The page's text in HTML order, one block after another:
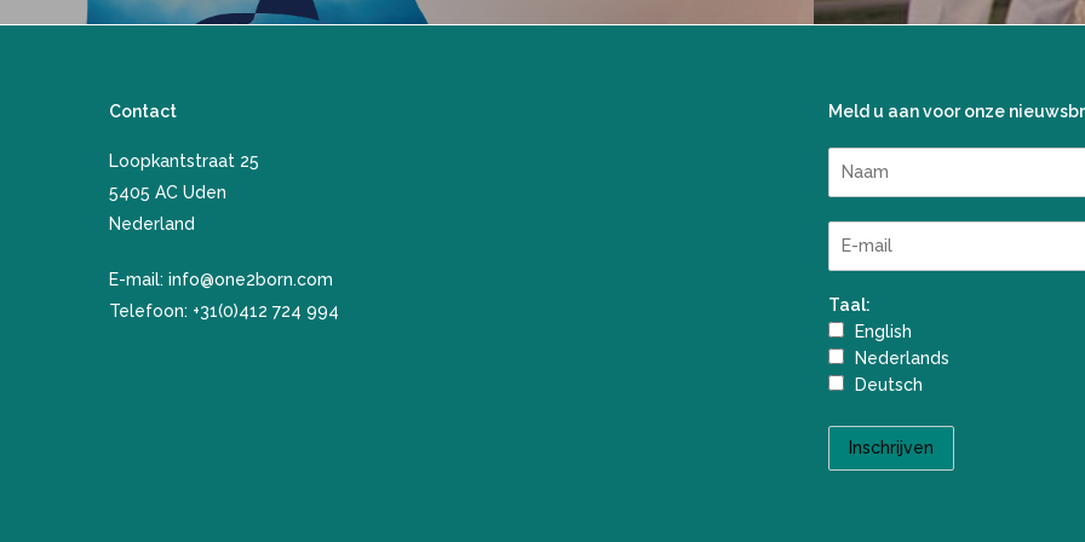
Contact
Loopkantstraat 25
​5405 AC Uden
Nederland
E-mail: info@one2born.com
Telefoon: +31(0)412 724 994
Meld u aan voor onze
Taal:
English
Nederlands
Deutsch